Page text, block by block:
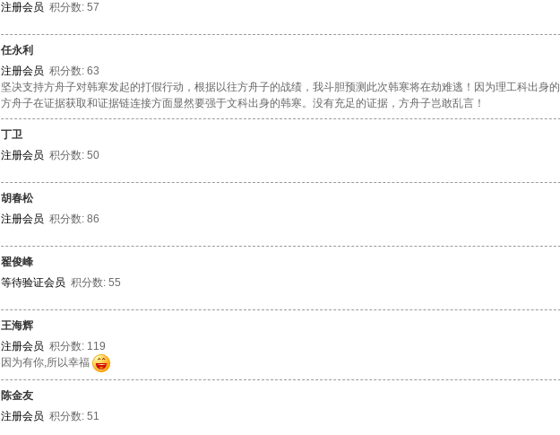
注册会员 积分数: 57
任永利
注册会员 积分数: 63
坚决支持方舟子对韩寒发起的打假行动，根据以往方舟子的战绩，我斗胆预测此次韩寒将在劫难逃！因为理工科出身的
方舟子在证据获取和证据链连接方面显然要强于文科出身的韩寒。没有充足的证据，方舟子岂敢乱言！
丁卫
注册会员 积分数: 50
胡春松
注册会员 积分数: 86
翟俊峰
等待验证会员 积分数: 55
王海辉
注册会员 积分数: 119
因为有你,所以幸福
陈金友
注册会员 积分数: 51